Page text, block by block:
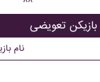
نام